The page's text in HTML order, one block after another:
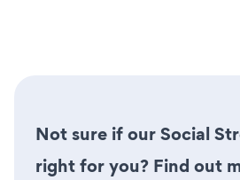
Not sure if our Social
right for you? Find out